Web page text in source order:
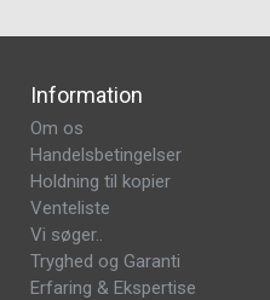
Information
Om os
Handelsbetingelser
Holdning til kopier
Venteliste
Vi søger..
Tryghed og Garanti
Erfaring & Ekspertise